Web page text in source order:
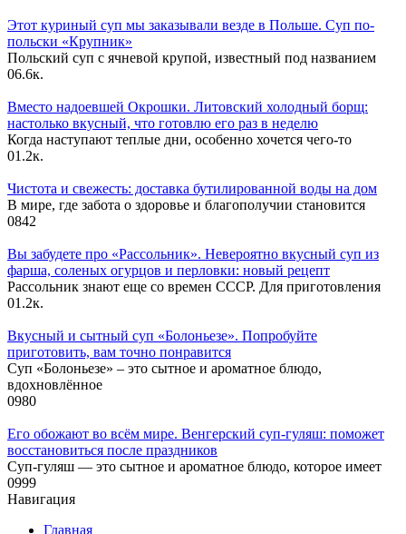
Этот куриный суп мы заказывали везде в Польше. Суп по-
польски «Крупник»
Польский суп с ячневой крупой, известный под названием
06.6к.
Вместо надоевшей Окрошки. Литовский холодный борщ:
настолько вкусный, что готовлю его раз в неделю
Когда наступают теплые дни, особенно хочется чего-то
01.2к.
Чистота и свежесть: доставка бутилированной воды на дом
В мире, где забота о здоровье и благополучии становится
0842
Вы забудете про «Рассольник». Невероятно вкусный суп из
фарша, соленых огурцов и перловки: новый рецепт
Рассольник знают еще со времен СССР. Для приготовления
01.2к.
Вкусный и сытный cуп «Болоньезе». Попробуйте
приготовить, вам точно понравится
Суп «Болоньезе» – это сытное и ароматное блюдо,
вдохновлённое
0980
Его обожают во всём мире. Венгерский суп-гуляш: поможет
восстановиться после праздников
Суп-гуляш — это сытное и ароматное блюдо, которое имеет
0999
Навигация
Главная